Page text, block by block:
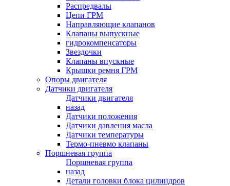
Распредвалы
Цепи ГРМ
Направляющие клапанов
Клапаны выпускные
гидрокомпенсаторы
Звездочки
Клапаны впускные
Крышки ремня ГРМ
Опоры двигателя
Датчики двигателя
Датчики двигателя
назад
Датчики положения
Датчики давления масла
Датчики температуры
Термо-пневмо клапаны
Поршневая группа
Поршневая группа
назад
Детали головки блока цилиндров